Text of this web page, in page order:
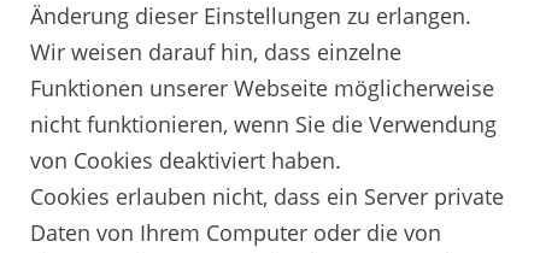
Änderung dieser Einstellungen zu erlangen.
Wir weisen darauf hin, dass einzelne
Funktionen unserer Webseite möglicherweise
nicht funktionieren, wenn Sie die Verwendung
von Cookies deaktiviert haben.
Cookies erlauben nicht, dass ein Server private
Daten von Ihrem Computer oder die von